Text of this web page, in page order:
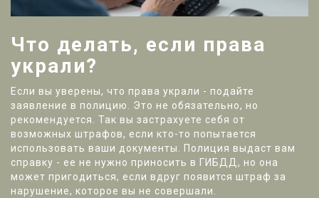
Что делать, если права
украли?
Если вы уверены, что права украли - подайте
заявление в полицию. Это не обязательно, но
рекомендуется. Так вы застрахуете себя от
возможных штрафов, если кто-то попытается
использовать ваши документы. Полиция выдаст вам
справку - ее не нужно приносить в ГИБДД, но она
может пригодиться, если вдруг появится штраф за
нарушение, которое вы не совершали.